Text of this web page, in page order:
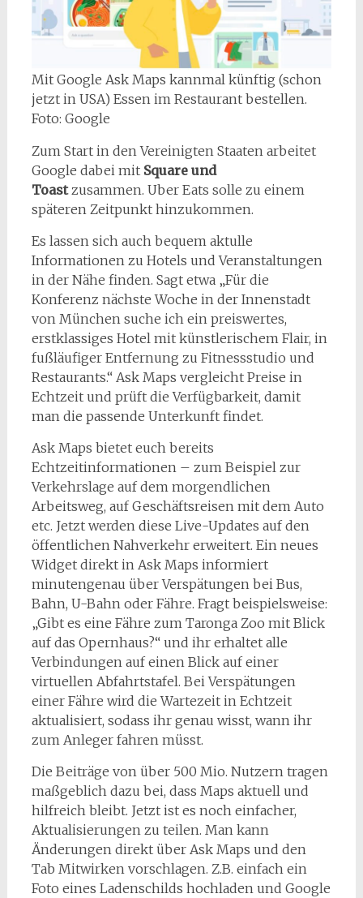
Mit Google Ask Maps kannmal künftig (schon
jetzt in USA) Essen im Restaurant bestellen.
Foto: Google
Zum Start in den Vereinigten Staaten arbeitet
Google dabei mit Square und
Toast zusammen. Uber Eats solle zu einem
späteren Zeitpunkt hinzukommen.
Es lassen sich auch bequem aktulle
Informationen zu Hotels und Veranstaltungen
in der Nähe finden. Sagt etwa „Für die
Konferenz nächste Woche in der Innenstadt
von München suche ich ein preiswertes,
erstklassiges Hotel mit künstlerischem Flair, in
fußläufiger Entfernung zu Fitnessstudio und
Restaurants.“ Ask Maps vergleicht Preise in
Echtzeit und prüft die Verfügbarkeit, damit
man die passende Unterkunft findet.
Ask Maps bietet euch bereits
Echtzeitinformationen – zum Beispiel zur
Verkehrslage auf dem morgendlichen
Arbeitsweg, auf Geschäftsreisen mit dem Auto
etc. Jetzt werden diese Live-Updates auf den
öffentlichen Nahverkehr erweitert. Ein neues
Widget direkt in Ask Maps informiert
minutengenau über Verspätungen bei Bus,
Bahn, U-Bahn oder Fähre. Fragt beispielsweise:
„Gibt es eine Fähre zum Taronga Zoo mit Blick
auf das Opernhaus?“ und ihr erhaltet alle
Verbindungen auf einen Blick auf einer
virtuellen Abfahrtstafel. Bei Verspätungen
einer Fähre wird die Wartezeit in Echtzeit
aktualisiert, sodass ihr genau wisst, wann ihr
zum Anleger fahren müsst.
Die Beiträge von über 500 Mio. Nutzern tragen
maßgeblich dazu bei, dass Maps aktuell und
hilfreich bleibt. Jetzt ist es noch einfacher,
Aktualisierungen zu teilen. Man kann
Änderungen direkt über Ask Maps und den
Tab Mitwirken vorschlagen. Z.B. einfach ein
Foto eines Ladenschilds hochladen und Google